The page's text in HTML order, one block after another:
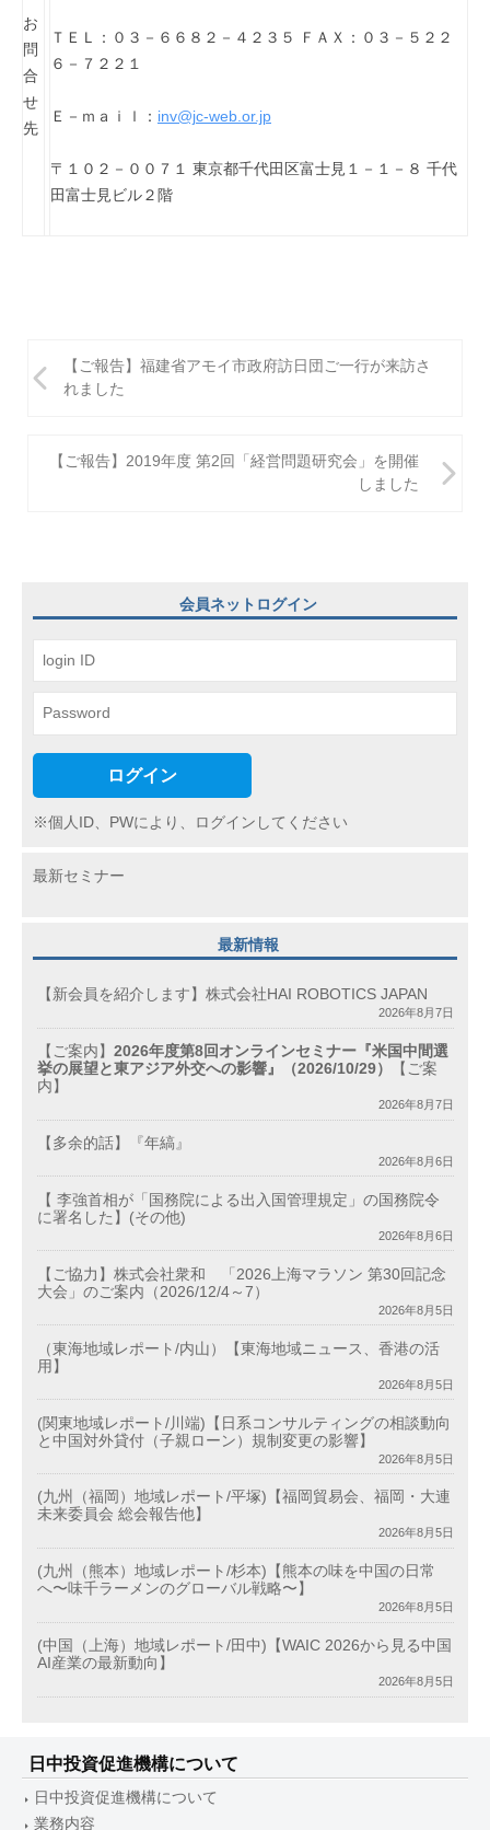
お
問
合
せ
先
ＴＥＬ：０３－６６８２－４２３５ ＦＡＸ：０３－５２２
６－７２２１
Ｅ－ｍａｉｌ： inv@jc-web.or.jp
〒１０２－００７１ 東京都千代田区富士見１－１－８ 千代
田富士見ビル２階
稿
ン
【ご報告】福建省アモイ市政府訪日団ご一行が来訪さ
れました
【ご報告】2019年度 第2回「経営問題研究会」を開催
しました
会員ネットログイン
ログイン
※個人ID、PWにより、ログインしてください
最新セミナー
最新情報
【新会員を紹介します】株式会社HAI ROBOTICS JAPAN
2026年8月7日
【ご案内】 2026年度第8回オンラインセミナー『米国中間選
挙の展望と東アジア外交への影響』（2026/10/29）
【ご案
内】
2026年8月7日
【多余的話】『年縞』
2026年8月6日
【 李強首相が「国務院による出入国管理規定」の国務院令
に署名した】(その他)
2026年8月6日
【ご協力】株式会社衆和 「2026上海マラソン 第30回記念
大会」のご案内（2026/12/4～7）
2026年8月5日
（東海地域レポート/内山）【東海地域ニュース、香港の活
用】
2026年8月5日
(関東地域レポート/川端)【日系コンサルティングの相談動向
と中国対外貸付（子親ローン）規制変更の影響】
2026年8月5日
(九州（福岡）地域レポート/平塚)【福岡貿易会、福岡・大連
未来委員会 総会報告他】
2026年8月5日
(九州（熊本）地域レポート/杉本)【熊本の味を中国の日常
へ〜味千ラーメンのグローバル戦略〜】
2026年8月5日
(中国（上海）地域レポート/田中)【WAIC 2026から見る中国
AI産業の最新動向】
2026年8月5日
日中投資促進機構について
日中投資促進機構について
業務内容